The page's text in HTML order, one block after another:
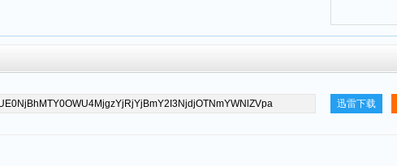
迅雷下载